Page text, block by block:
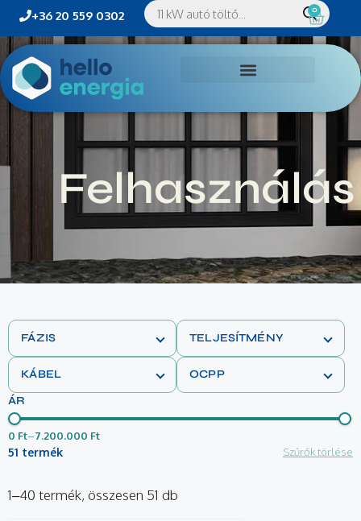
+36 20 559 0302 0
Felhasználás
FÁZIS TELJESÍTMÉNY
KÁBEL
OCPP
ÁR
0 Ft–7.200.000 Ft
51 termék Szűrők törlése
1–40 termék, összesen 51 db